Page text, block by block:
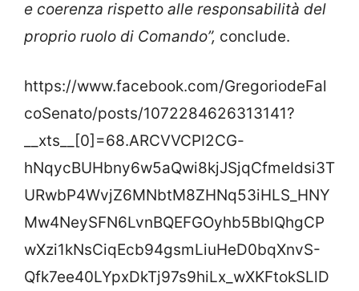
e coerenza rispetto alle responsabilità del
proprio ruolo di Comando”, conclude.
https://www.facebook.com/GregoriodeFal
coSenato/posts/1072284626313141?
__xts__[0]=68.ARCVVCPI2CG-
hNqycBUHbny6w5aQwi8kjJSjqCfmeIdsi3T
URwbP4WvjZ6MNbtM8ZHNq53iHLS_HNY
Mw4NeySFN6LvnBQEFGOyhb5BblQhgCP
wXzi1kNsCiqEcb94gsmLiuHeD0bqXnvS-
Qfk7ee40LYpxDkTj97s9hiLx_wXKFtokSLlD